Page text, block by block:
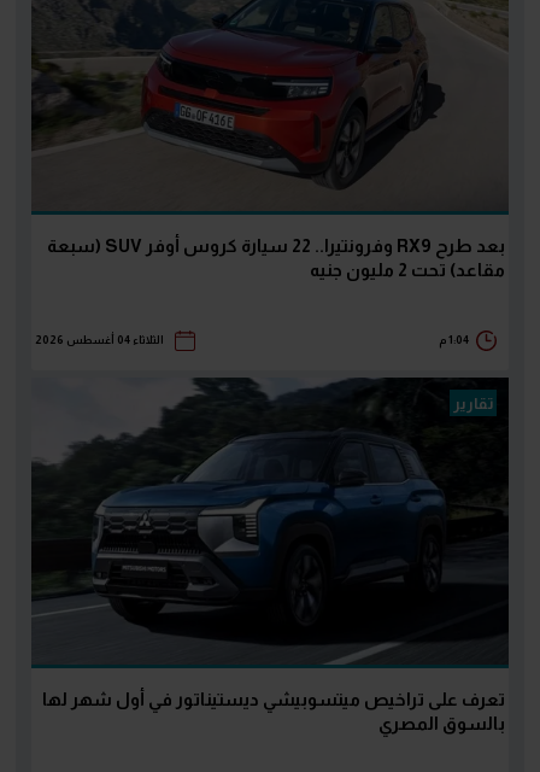
بعد طرح RX9 وفرونتيرا.. 22 سيارة كروس أوفر SUV (سبعة
مقاعد) تحت 2 مليون جنيه
1:04 م الثلاثاء 04 أغسطس 2026
تقارير
تعرف على تراخيص ميتسوبيشي ديستيناتور في أول شهر لها
بالسوق المصري